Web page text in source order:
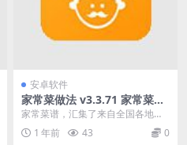
安卓软件
家常菜做法 v3.3.71 家常菜
谱，汇集了来自全国各地的数
十万道家常菜
家常菜谱，汇集了来自全国各地的
数十万道家常菜，并配有精美的图
片，内容丰富详细，图...
1 年前 43 0